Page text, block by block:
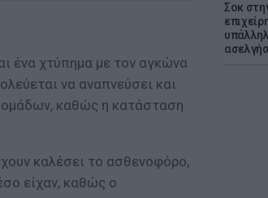
Σοκ
ένα χτύπημα με τον αγκώνα
να αναπνεύσει και
ομάδων, καθώς η κατάσταση
καλέσει το ασθενοφόρο,
είχαν, καθώς ο